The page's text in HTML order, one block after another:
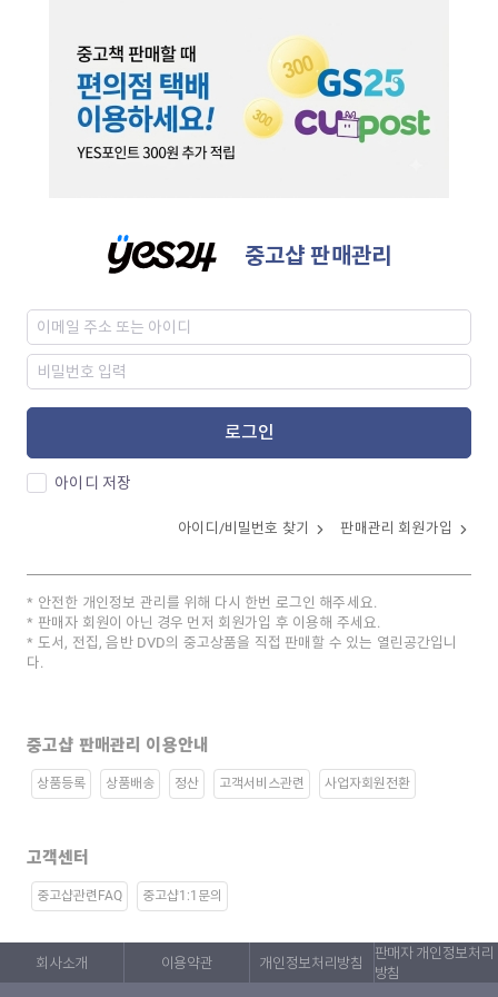
중고샵 판매관리
로그인
아이디 저장
아이디/비밀번호 찾기 판매관리 회원가입
안전한 개인정보 관리를 위해 다시 한번 로그인 해주세요.
판매자 회원이 아닌 경우 먼저 회원가입 후 이용해 주세요.
도서, 전집, 음반 DVD의 중고상품을 직접 판매할 수 있는 열린공간입니
다.
중고샵 판매관리 이용안내
상품등록 상품배송 정산 고객서비스관련 사업자회원전환
고객센터
중고샵관련FAQ 중고샵1:1문의
회사소개 이용약관 개인정보처리방침
판매자 개인정보처리
방침